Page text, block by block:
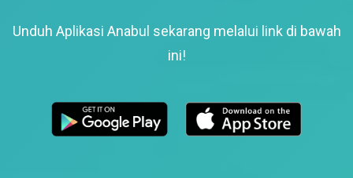
Unduh Aplikasi Anabul sekarang melalui link di bawah
ini!